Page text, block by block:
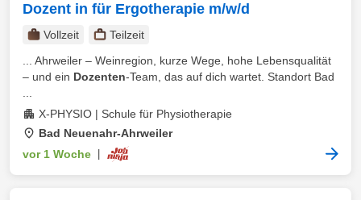
Dozent in für Ergotherapie m/w/d
Vollzeit
Teilzeit
... Ahrweiler – Weinregion, kurze Wege, hohe Lebensqualität
– und ein Dozenten-Team, das auf dich wartet. Standort Bad
X-PHYSIO | Schule für Physiotherapie
Bad Neuenahr-Ahrweiler
vor 1 Woche